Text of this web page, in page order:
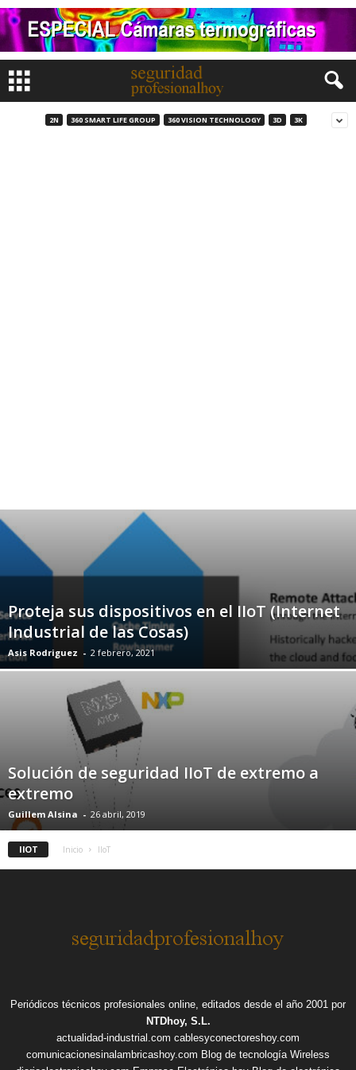
2N 360 SMART LIFE GROUP 360 VISION TECHNOLOGY 3D 3K
Proteja sus dispositivos en el IIoT (Internet
Industrial de las Cosas)
Asis Rodriguez - 2 febrero, 2021
Solución de seguridad IIoT de extremo a
extremo
Guillem Alsina - 26 abril, 2019
IIOT Inicio IIoT
Periódicos técnicos profesionales online, editados desde el año 2001 por
NTDhoy, S.L.
actualidad-industrial.com cablesyconectoreshoy.com
comunicacionesinalambricashoy.com Blog de tecnología Wireless